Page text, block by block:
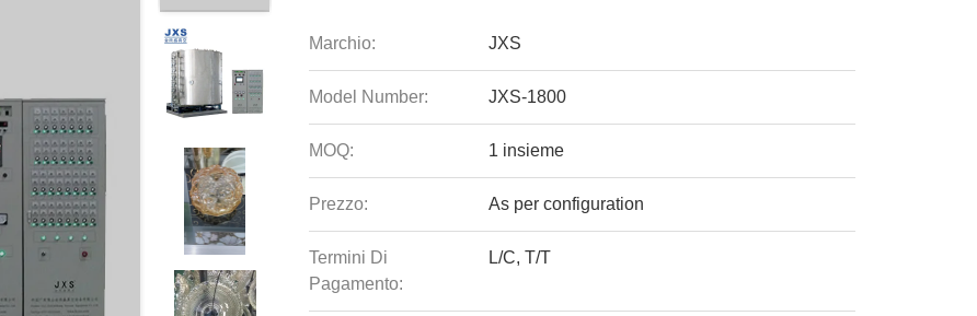
Marchio: JXS
Model Number: JXS-1800
MOQ: 1 insieme
Prezzo: As per configuration
Termini Di
Pagamento:
L/C, T/T